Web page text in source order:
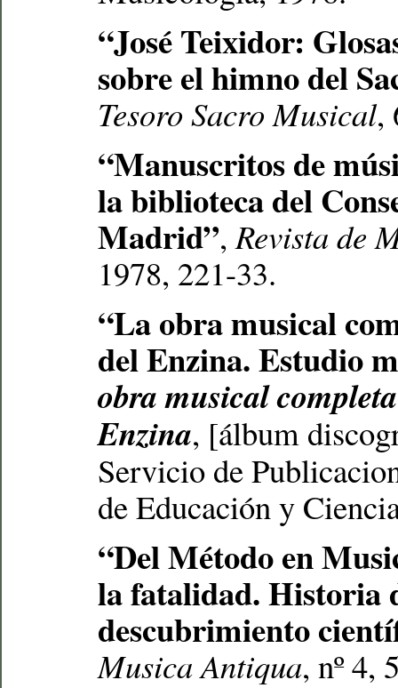
“José Teixidor:
sobre el himno del
Tesoro Sacro Musical,
“Manuscritos de
la biblioteca del
Madrid”,Revista de
1978, 221-33.
“La obra musical
del Enzina. Estudio
obra musical
Enzina, [álbum
Servicio de
de Educación y
“Del Método en
la fatalidad. Historia
descubrimiento
Musica Antiqua, nº 4,